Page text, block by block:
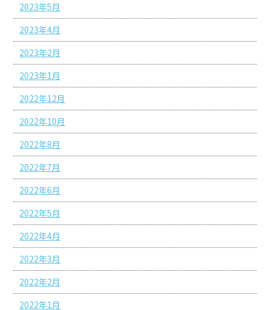
2023年5月
2023年4月
2023年2月
2023年1月
2022年12月
2022年10月
2022年8月
2022年7月
2022年6月
2022年5月
2022年4月
2022年3月
2022年2月
2022年1月